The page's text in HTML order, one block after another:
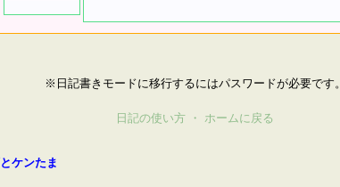
※日記書きモードに移行するにはパスワードが必要です。
日記の使い方 ・ ホームに戻る
ケンたま